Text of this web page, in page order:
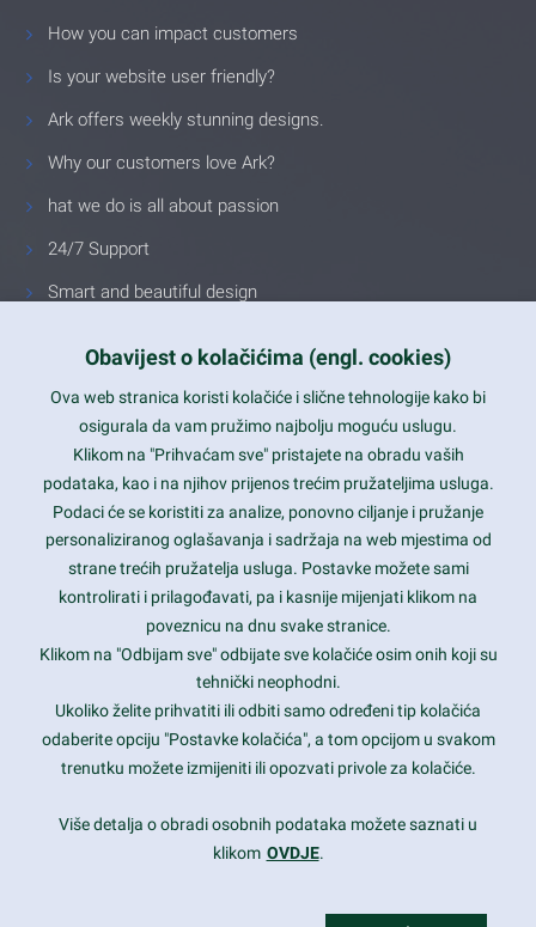
How you can impact customers
Is your website user friendly?
Ark offers weekly stunning designs.
Why our customers love Ark?
hat we do is all about passion
24/7 Support
Smart and beautiful design
Latest trends and much more...
Contact Info
1600 Amphitheatre Parkway, Mountain View, CA 94043
prothemes.net@gmail.com
Daily: 9:00 am - 6:00 pm
Sunday: Closed
Copyright 2017FRESHFACE© All Rights Reserved
Obavijest o kolačićima (engl. cookies)
Ova web stranica koristi kolačiće i slične tehnologije kako bi
osigurala da vam pružimo najbolju moguću uslugu.
Klikom na "Prihvaćam sve" pristajete na obradu vaših
podataka, kao i na njihov prijenos trećim pružateljima usluga.
Podaci će se koristiti za analize, ponovno ciljanje i pružanje
personaliziranog oglašavanja i sadržaja na web mjestima od
strane trećih pružatelja usluga. Postavke možete sami
kontrolirati i prilagođavati, pa i kasnije mijenjati klikom na
poveznicu na dnu svake stranice.
Klikom na "Odbijam sve" odbijate sve kolačiće osim onih koji su
tehnički neophodni.
Ukoliko želite prihvatiti ili odbiti samo određeni tip kolačića
odaberite opciju "Postavke kolačića", a tom opcijom u svakom
trenutku možete izmijeniti ili opozvati privole za kolačiće.
Više detalja o obradi osobnih podataka možete saznati u
klikom OVDJE.